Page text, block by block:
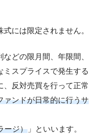
には限定されません。
どの限月間、年限間、
ミスプライスで発生する
、反対売買を行って正常
ァンドが日常的に行うサ
ージ） 」といいます。